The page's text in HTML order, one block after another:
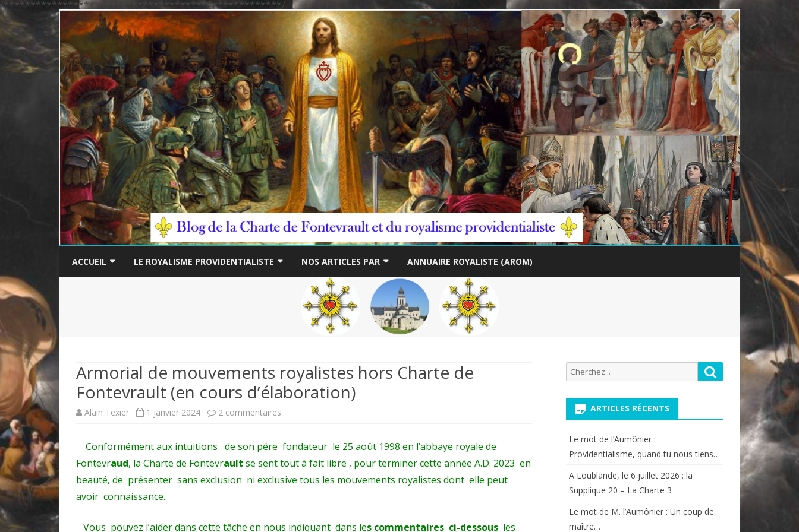
/****************************************************/
to
ACCUEIL LE ROYALISME PROVIDENTIALISTE
QUIÉTISME?
NOS ARTICLES PAR
THÉME
AUTEUR
ANNUAIRE ROYALISTE (AROM)
Armorial de mouvements royalistes hors Charte de
Fontevrault (en cours d’élaboration)
Alain Texier 1 janvier 2024 2 commentaires
de
mouvements
Conformément aux intuitions de son pére fondateur le 25 août 1998 en l’abbaye royale de
Fontevraud, la Charte de Fontevrault se sent tout à fait libre , pour terminer cette année A.D. 2023 en
beauté, de présenter sans exclusion ni exclusive tous les mouvements royalistes dont elle peut
avoir connaissance..
Vous pouvez l’aider dans cette tâche en nous indiquant dans les commentaires ci-dessous les
Recherche
pour:
Rechercher
ARTICLES RÉCENTS
Le mot de l’Aumônier :
Providentialisme, quand tu nous tiens…
A Loublande, le 6 juillet 2026 : la
Supplique 20 – La Charte 3
Le mot de M. l’Aumônier : Un coup de
maître…